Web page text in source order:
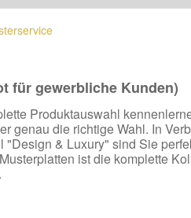
für gewerbliche Kunden)
Produktauswahl
genau die richtige Wahl. In
"Design & Luxury" sind Sie
ist die komplette